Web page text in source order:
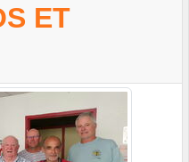
ET